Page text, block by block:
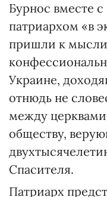
Бурнос вместе
патриархом «в
пришли к
Украине,
отнюдь не
между
обществу,
Спасителя.
Патриарх